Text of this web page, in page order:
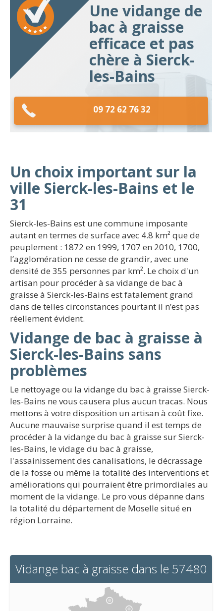
Une vidange de
bac à graisse
efficace et pas
chère à Sierck-
les-Bains
09 72 62 76 32
Un choix important sur la
ville Sierck-les-Bains et le
31
Sierck-les-Bains est une commune imposante
autant en termes de surface avec 4.8 km² que de
peuplement : 1872 en 1999, 1707 en 2010, 1700,
l’agglomération ne cesse de grandir, avec une
densité de 355 personnes par km². Le choix d'un
artisan pour procéder à sa vidange de bac à
graisse à Sierck-les-Bains est fatalement grand
dans de telles circonstances pourtant il n’est pas
réellement évident.
Vidange de bac à graisse à
Sierck-les-Bains sans
problèmes
Le nettoyage ou la vidange du bac à graisse Sierck-
les-Bains ne vous causera plus aucun tracas. Nous
mettons à votre disposition un artisan à coût fixe.
Aucune mauvaise surprise quand il est temps de
procéder à la vidange du bac à graisse sur Sierck-
les-Bains, le vidage du bac à graisse,
l'assainissement des canalisations, le décrassage
de la fosse ou même la totalité des interventions et
améliorations qui pourraient être primordiales au
moment de la vidange. Le pro vous dépanne dans
la totalité du département de Moselle situé en
région Lorraine.
Vidange bac à graisse dans le 57480